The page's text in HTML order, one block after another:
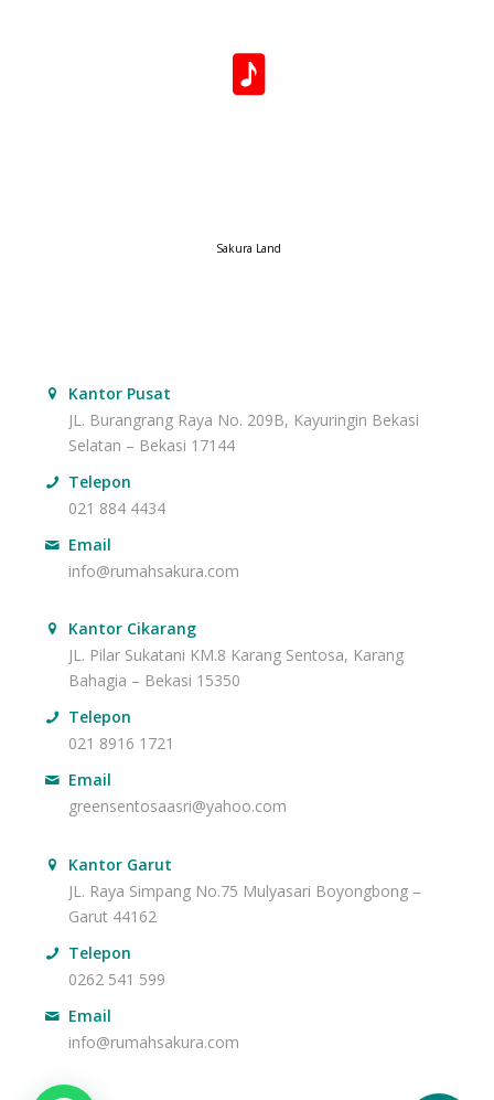
Sakura Land
Kantor Pusat
JL. Burangrang Raya No. 209B, Kayuringin Bekasi
Selatan – Bekasi 17144
Telepon
021 884 4434
Email
info@rumahsakura.com
Kantor Cikarang
JL. Pilar Sukatani KM.8 Karang Sentosa, Karang
Bahagia – Bekasi 15350
Telepon
021 8916 1721
Email
greensentosaasri@yahoo.com
Kantor Garut
JL. Raya Simpang No.75 Mulyasari Boyongbong –
Garut 44162
Telepon
0262 541 599
Email
info@rumahsakura.com